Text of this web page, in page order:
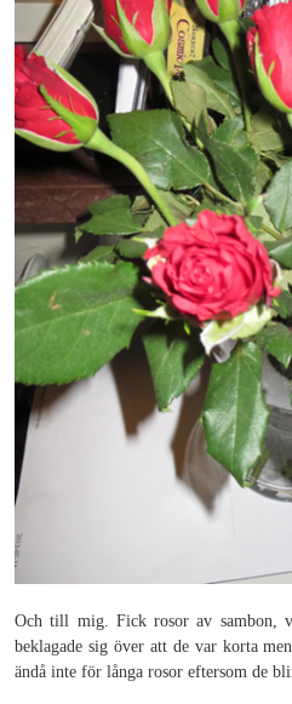
Och till mig. Fick rosor av sambon,
beklagade sig över att de var korta
ändå inte för långa rosor eftersom de